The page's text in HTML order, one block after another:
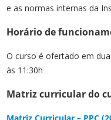
e as normas internas da
Horário de
O curso é ofertado em
às 11:30h
Matriz curricular do
Matriz Curricular – PPC